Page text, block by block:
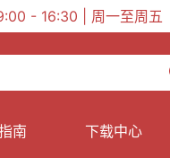
- 16:30 | 周一至周五
南 下载中心